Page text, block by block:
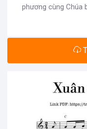
phương cùng Chúa